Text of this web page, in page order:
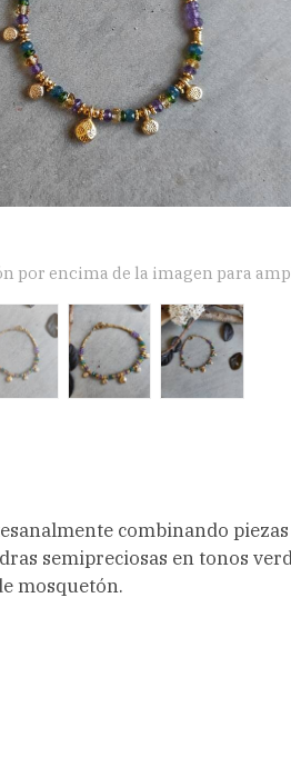
por encima de la imagen para
combinando
semipreciosas en tonos
mosquetón.